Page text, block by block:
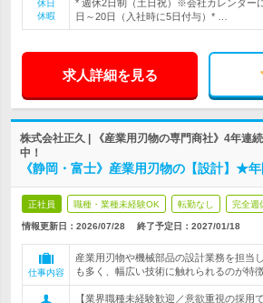
休日
休暇
* 週休2日制（土日祝）※会社カレンダー
日～20日（入社時に5日付与）* …
求人詳細を見る
株式会社正久 | 《産業用刃物の専門商社》4年連
中！
《静岡・富士》産業用刃物の【設計】★
正社員 職種・業種未経験OK 転勤なし 完全週
情報更新日：2026/07/28 終了予定日： 2027/01/18
仕事内容
産業用刃物や機械部品の設計業務を担当
も多く、幅広い技術に触れられるのが特徴
【業界職種未経験歓迎／意欲重視の採用